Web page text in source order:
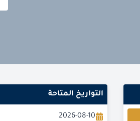
التواريخ المتاحة
2026-08-10